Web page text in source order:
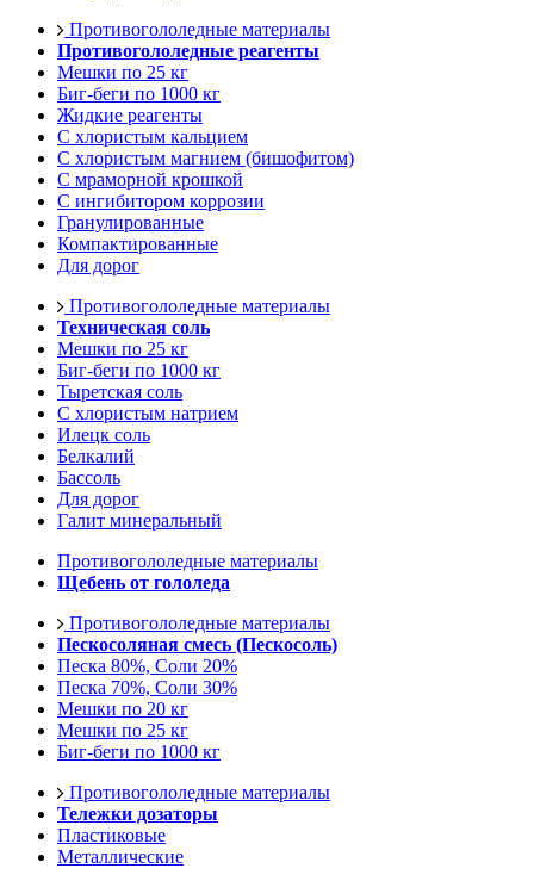
Противогололедные материалы
Противогололедные реагенты
Мешки по 25 кг
Биг-беги по 1000 кг
Жидкие реагенты
С хлористым кальцием
С хлористым магнием (бишофитом)
С мраморной крошкой
С ингибитором коррозии
Гранулированные
Компактированные
Для дорог
Противогололедные материалы
Техническая соль
Мешки по 25 кг
Биг-беги по 1000 кг
Тыретская соль
С хлористым натрием
Илецк соль
Белкалий
Бассоль
Для дорог
Галит минеральный
Противогололедные материалы
Щебень от гололеда
Противогололедные материалы
Пескосоляная смесь (Пескосоль)
Песка 80%, Соли 20%
Песка 70%, Соли 30%
Мешки по 20 кг
Мешки по 25 кг
Биг-беги по 1000 кг
Противогололедные материалы
Тележки дозаторы
Пластиковые
Металлические